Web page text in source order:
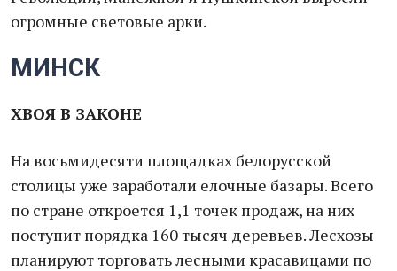
огромные световые арки.
МИНСК
ХВОЯ В ЗАКОНЕ
На восьмидесяти площадках белорусской
столицы уже заработали елочные базары. Всего
по стране откроется 1,1 точек продаж, на них
поступит порядка 160 тысяч деревьев. Лесхозы
планируют торговать лесными красавицами по